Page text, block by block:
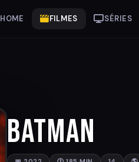
HOME FILMES SÉRIES
Batman